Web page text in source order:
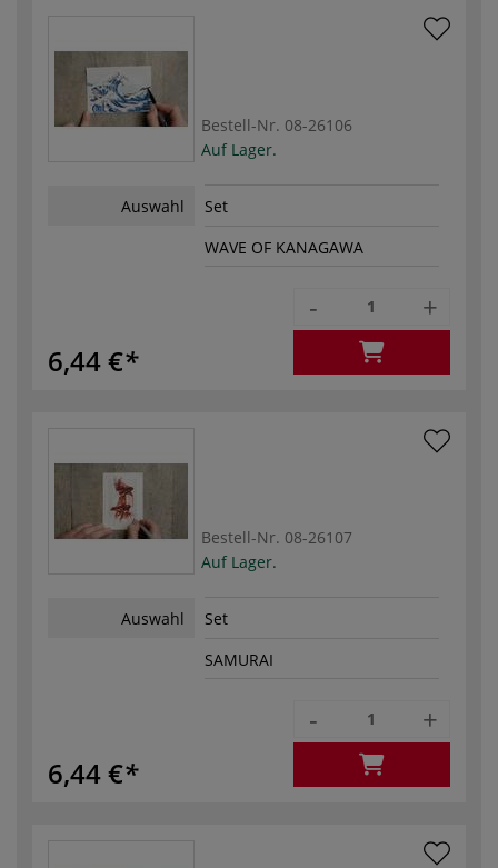
Bestell-Nr. 08-26106
Auf Lager.
Auswahl
Set
WAVE OF KANAGAWA
6,44 €
- +
Bestell-Nr. 08-26107
Auf Lager.
Auswahl
Set
SAMURAI
6,44 €
- +